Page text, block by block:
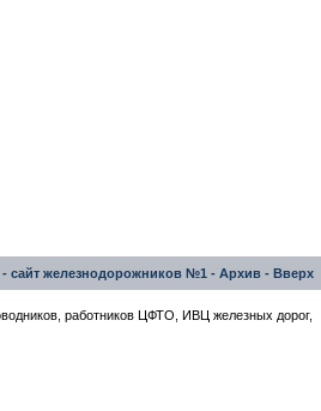
сайт железнодорожников №1 - Архив - Вверх
работников ЦФТО, ИВЦ железных дорог,